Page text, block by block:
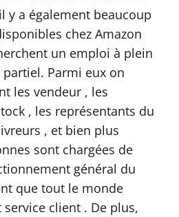
y a également beaucoup
chez Amazon
un emploi à plein
Parmi eux on
les vendeur , les
, les représentants du
, et bien plus
sont chargées de
général du
que tout le monde
client . De plus,